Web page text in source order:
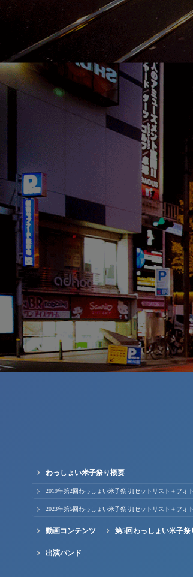
わっしょい米子祭り概要
2019年第2回わっしょい米子祭り[セットリスト＋フォ
2023年第5回わっしょい米子祭り[セットリスト＋フォ
動画コンテンツ 第5回わっしょい米子
出演バンド